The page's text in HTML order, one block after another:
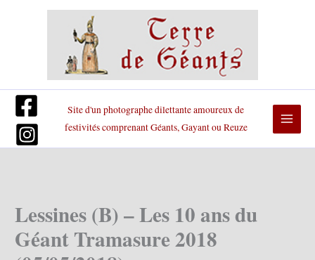
Site d'un photographe dilettante amoureux de
festivités comprenant Géants, Gayant ou Reuze
Lessines (B) – Les 10 ans du
Géant Tramasure 2018